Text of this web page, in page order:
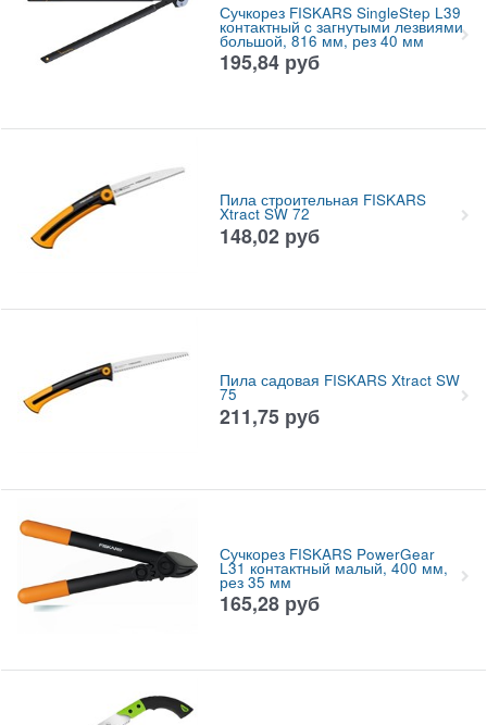
Сучкорез FISKARS SingleStep L39
контактный c загнутыми лезвиями
большой, 816 мм, рез 40 мм
195,84 руб
Пила строительная FISKARS
Xtract SW 72
148,02 руб
Пила садовая FISKARS Xtract SW
75
211,75 руб
Сучкорез FISKARS PowerGear
L31 контактный малый, 400 мм,
рез 35 мм
165,28 руб